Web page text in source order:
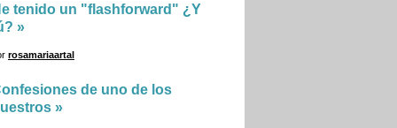
tenido un "flashforward" ¿Y
»
rosamariaartal
de uno de los
»